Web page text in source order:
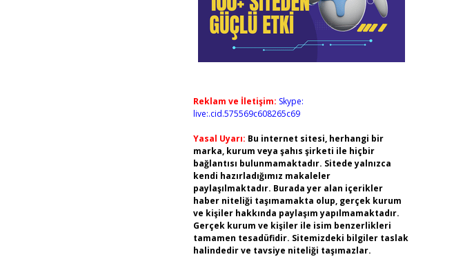
Reklam ve İletişim: Skype:
live:.cid.575569c608265c69
Yasal Uyarı: Bu internet sitesi, herhangi bir
marka, kurum veya şahıs şirketi ile hiçbir
bağlantısı bulunmamaktadır. Sitede yalnızca
kendi hazırladığımız makaleler
paylaşılmaktadır. Burada yer alan içerikler
haber niteliği taşımamakta olup, gerçek kurum
ve kişiler hakkında paylaşım yapılmamaktadır.
Gerçek kurum ve kişiler ile isim benzerlikleri
tamamen tesadüfidir. Sitemizdeki bilgiler taslak
halindedir ve tavsiye niteliği taşımazlar.